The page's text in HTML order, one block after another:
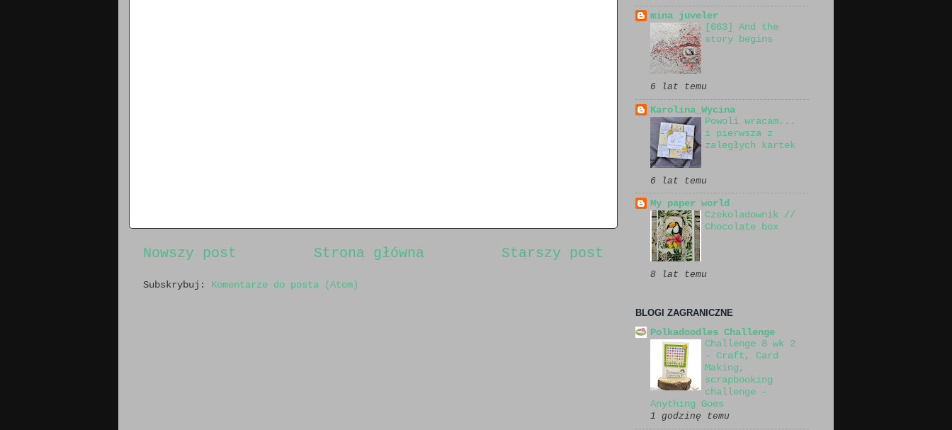
Nowszy post Starszy post
Strona główna
Subskrybuj: Komentarze do posta (Atom)
mina juveler
[663] And the
story begins
6 lat temu
Karolina_Wycina
Powoli wracam...
i pierwsza z
zaległych kartek
6 lat temu
My paper world
Czekoladownik //
Chocolate box
8 lat temu
BLOGI ZAGRANICZNE
Polkadoodles Challenge
Challenge 8 wk 2
- Craft, Card
Making,
scrapbooking
challenge -
Anything Goes
1 godzinę temu